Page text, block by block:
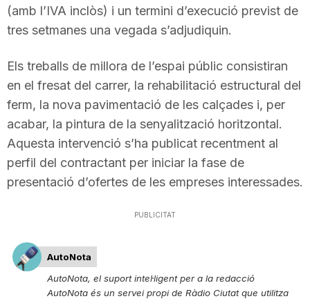
a
g
o
a
(amb l’IVA inclòs) i un termini d’execució previst de
tres setmanes una vegada s’adjudiquin.
Els treballs de millora de l’espai públic consistiran
en el fresat del carrer, la rehabilitació estructural del
ferm, la nova pavimentació de les calçades i, per
acabar, la pintura de la senyalització horitzontal.
Aquesta intervenció s’ha publicat recentment al
perfil del contractant per iniciar la fase de
presentació d’ofertes de les empreses interessades.
PUBLICITAT
AutoNota
AutoNota, el suport intel·ligent per a la redacció
AutoNota és un servei propi de Ràdio Ciutat que utilitza